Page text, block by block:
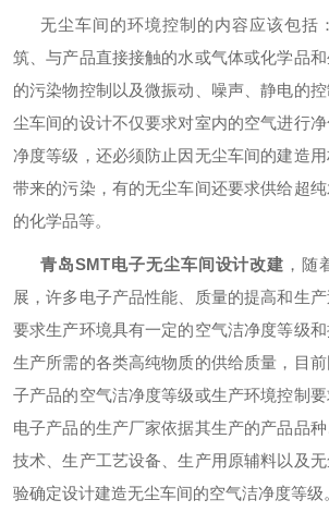
无尘车间的环境控制的内容应该包括
筑、与产品直接接触的水或气体或化学品
的污染物控制以及微振动、噪声、静电的
尘车间的设计不仅要求对室内的空气进行
净度等级，还必须防止因无尘车间的建造
带来的污染，有的无尘车间还要求供给超
的化学品等。
青岛SMT电子无尘车间设计改建 ，随
展，许多电子产品性能、质量的提高和生
要求生产环境具有一定的空气洁净度等级
生产所需的各类高纯物质的供给质量，目
子产品的空气洁净度等级或生产环境控制
电子产品的生产厂家依据其生产的产品品
技术、生产工艺设备、生产用原辅料以及
验确定设计建造无尘车间的空气洁净度等级